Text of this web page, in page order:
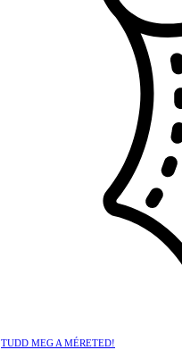
TUDD MEG A MÉRETED!